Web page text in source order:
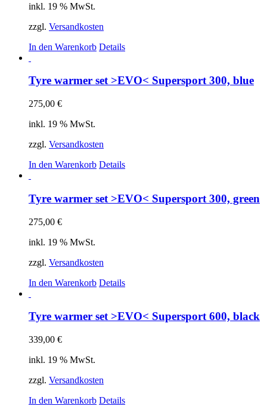
inkl. 19 % MwSt.
zzgl. Versandkosten
In den Warenkorb Details
Tyre warmer set >EVO< Supersport 300, blue
275,00 €
inkl. 19 % MwSt.
zzgl. Versandkosten
In den Warenkorb Details
Tyre warmer set >EVO< Supersport 300, green
275,00 €
inkl. 19 % MwSt.
zzgl. Versandkosten
In den Warenkorb Details
Tyre warmer set >EVO< Supersport 600, black
339,00 €
inkl. 19 % MwSt.
zzgl. Versandkosten
In den Warenkorb Details